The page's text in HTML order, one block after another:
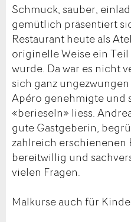
Schmuck, sauber,
gemütlich präsentiert
Restaurant heute als
originelle Weise ein Teil
wurde. Da war es nicht
sich ganz
Apéro genehmigte und
«berieseln» liess.
gute Gastgeberin,
zahlreich erschienenen
bereitwillig und
vielen Fragen.
Malkurse auch für